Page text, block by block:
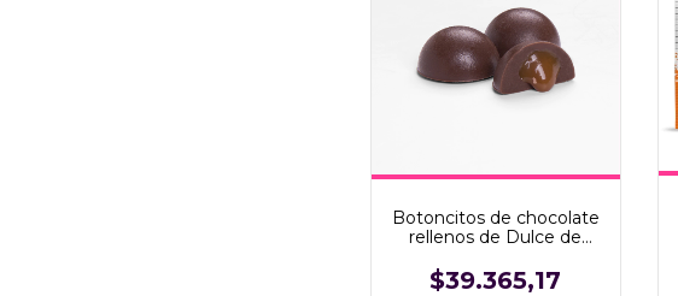
Botoncitos de chocolate
rellenos de Dulce de
$39.365,17